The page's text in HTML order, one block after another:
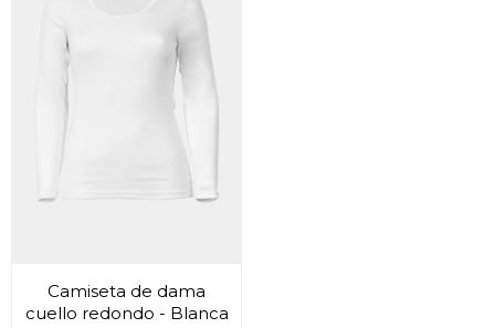
Camiseta de dama
cuello redondo - Blanca